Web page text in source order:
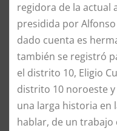
regidora de la actual
presidida por
dado cuenta es
también se registró
el distrito 10, Eligio
distrito 10 noroeste
una larga historia en
hablar, de un trabajo